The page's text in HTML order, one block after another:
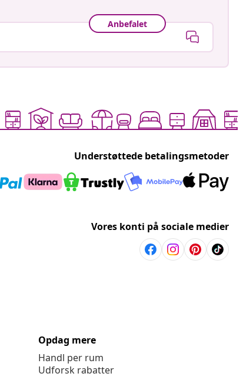
Anbefalet
Understøttede betalingsmetoder
Vores konti på sociale medier
Opdag mere
Handl per rum
Udforsk rabatter